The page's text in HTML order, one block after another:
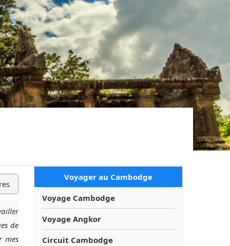
de
mes
Voyager au Cambodge
Voyage Cambodge
Voyage Angkor
Circuit Cambodge